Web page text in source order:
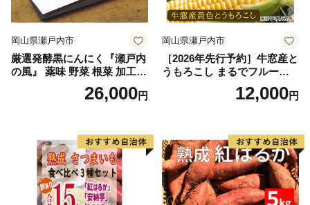
岡山県瀬戸内市
厳選発酵黒にんにく『瀬戸内
の風』 薬味 野菜 根菜 加工食
26,000円
岡山県瀬戸内市
［2026年先行予約］牛窓産と
うもろこし まるでフルー
ツ！最高糖度25度超え 生で
甘い、茹でて美味い！ 黄色
野菜
12,000円